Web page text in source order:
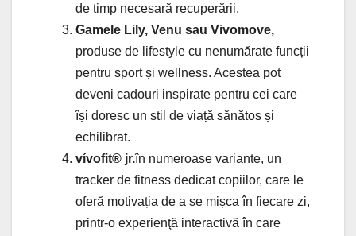
de timp necesară recuperării.
Gamele Lily, Venu sau Vivomove,
produse de lifestyle cu nenumărate funcții
pentru sport și wellness. Acestea pot
deveni cadouri inspirate pentru cei care
își doresc un stil de viață sănătos și
echilibrat.
vívofit® jr.în numeroase variante, un
tracker de fitness dedicat copiilor, care le
oferă motivația de a se mișca în fiecare zi,
printr-o experienţă interactivă în care